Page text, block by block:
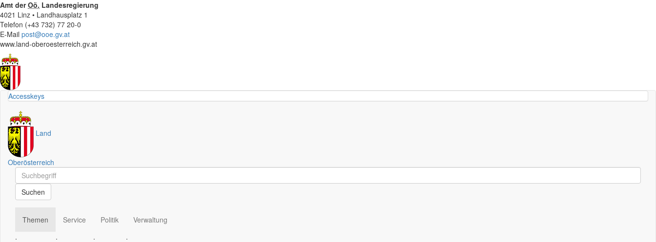
Amt derOö. Landesregierung
4021 Linz • Landhausplatz 1
Telefon (+43 732) 77 20-0
E-Mail post@ooe.gv.at
www.land-oberoesterreich.gv.at
Accesskeys
Land
Oberösterreich
Schnellsuche
Schnellsuche
Suchen
Themen
.
Service
.
Politik
.
Verwaltung
.